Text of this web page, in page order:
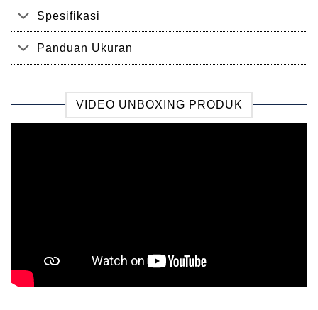
Spesifikasi
Panduan Ukuran
VIDEO UNBOXING PRODUK